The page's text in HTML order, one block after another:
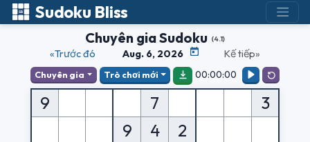
Sudoku Bliss
Chuyên gia Sudoku (4.1)
«Trước đó Aug. 6, 2026 Kế tiếp»
Chuyên gia Trò chơi mới 00:00:00
9 7
3
9
4
2